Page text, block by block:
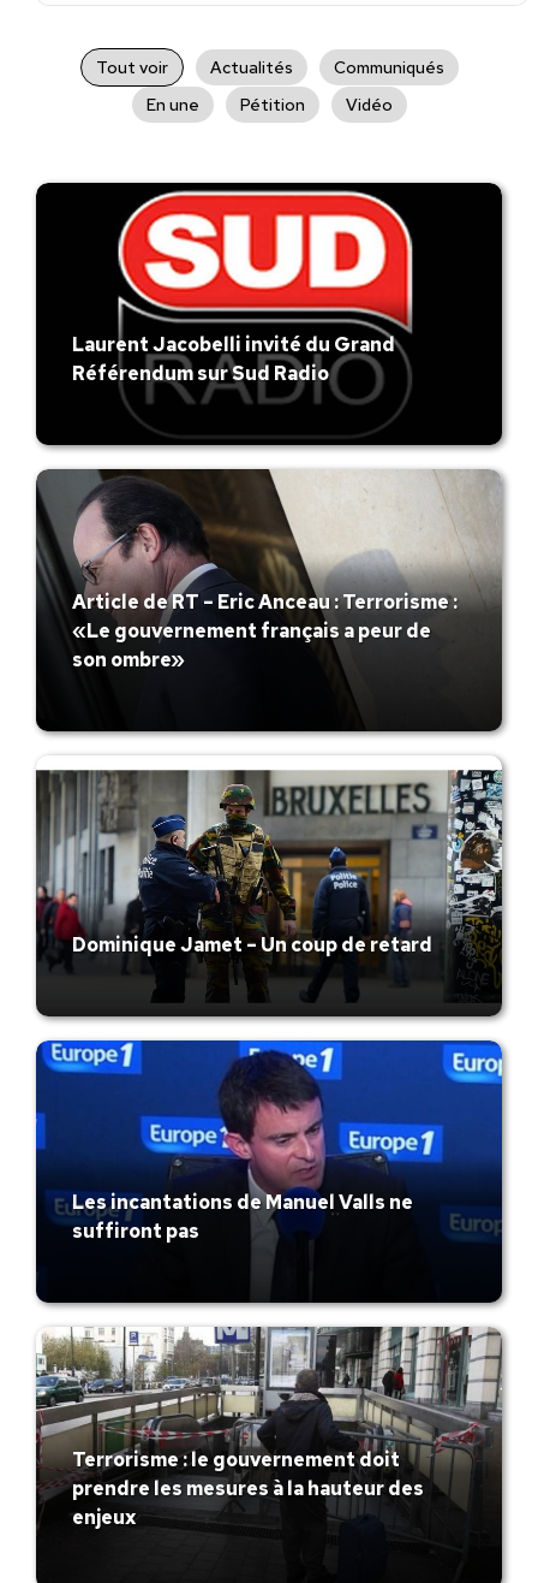
Tout voir Actualités
Communiqués
En une
Pétition Vidéo
Laurent Jacobelli invité du Grand
Référendum sur Sud Radio
Article de RT – Eric Anceau : Terrorisme :
«Le gouvernement français a peur de
son ombre»
Dominique Jamet – Un coup de retard
Les incantations de Manuel Valls ne
suffiront pas
Terrorisme : le gouvernement doit
prendre les mesures à la hauteur des
enjeux